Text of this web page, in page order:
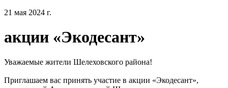
21 мая 2024 г.
акции «Экодесант»
Уважаемые жители Шелеховского района!
Приглашаем вас принять участие в акции «Экодесант»,